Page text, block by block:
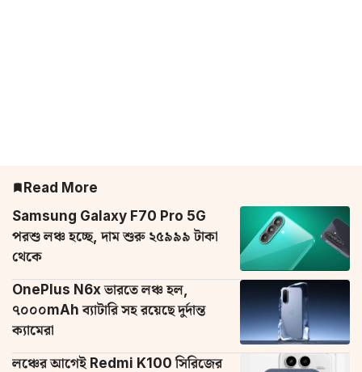
Read More
Samsung Galaxy F70 Pro 5G
পরশু লঞ্চ হচ্ছে, দাম শুরু ২৫৯৯৯ টাকা
থেকে
OnePlus N6x ভারতে লঞ্চ হল,
৭০০০mAh ব্যাটারি সহ রয়েছে দুর্দান্ত
ক্যামেরা
লঞ্চের আগেই Redmi K100 সিরিজের